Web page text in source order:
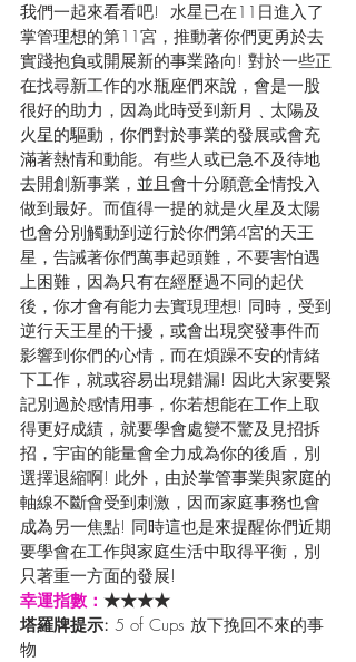
我們一起來看看吧!  水星已在11日進入了
掌管理想的第11宮，推動著你們更勇於去
實踐抱負或開展新的事業路向! 對於一些正
在找尋新工作的水瓶座們來說，會是一股
很好的助力，因為此時受到新月﹑太陽及
火星的驅動，你們對於事業的發展或會充
滿著熱情和動能。有些人或已急不及待地
去開創新事業，並且會十分願意全情投入
做到最好。而值得一提的就是火星及太陽
也會分別觸動到逆行於你們第4宮的天王
星，告誡著你們萬事起頭難，不要害怕遇
上困難，因為只有在經歷過不同的起伏
後，你才會有能力去實現理想! 同時，受到
逆行天王星的干擾，或會出現突發事件而
影響到你們的心情，而在煩躁不安的情緒
下工作，就或容易出現錯漏! 因此大家要緊
記別過於感情用事，你若想能在工作上取
得更好成績，就要學會處變不驚及見招拆
招，宇宙的能量會全力成為你的後盾，別
選擇退縮啊! 此外，由於掌管事業與家庭的
軸線不斷會受到刺激，因而家庭事務也會
成為另一焦點! 同時這也是來提醒你們近期
要學會在工作與家庭生活中取得平衡，別
只著重一方面的發展!
幸運指數： ★★★★
塔羅牌提示: 5 of Cups 放下挽回不來的事
物